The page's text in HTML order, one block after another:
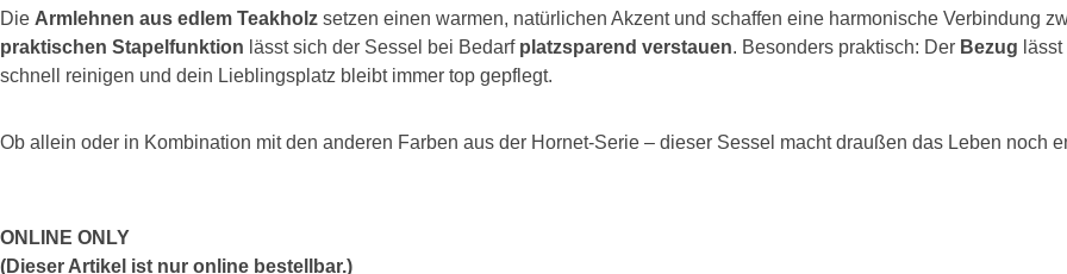
Die Armlehnen aus edlem Teakholz setzen einen warmen, natürlichen Akzent und schaffen eine harmonische Verbindung
praktischen Stapelfunktion lässt sich der Sessel bei Bedarf platzsparend verstauen. Besonders praktisch: Der Bezug
schnell reinigen und dein Lieblingsplatz bleibt immer top gepflegt.
Ob allein oder in Kombination mit den anderen Farben aus der Hornet-Serie – dieser Sessel macht draußen das Leben noch
ONLINE ONLY
(Dieser Artikel ist nur online bestellbar.)